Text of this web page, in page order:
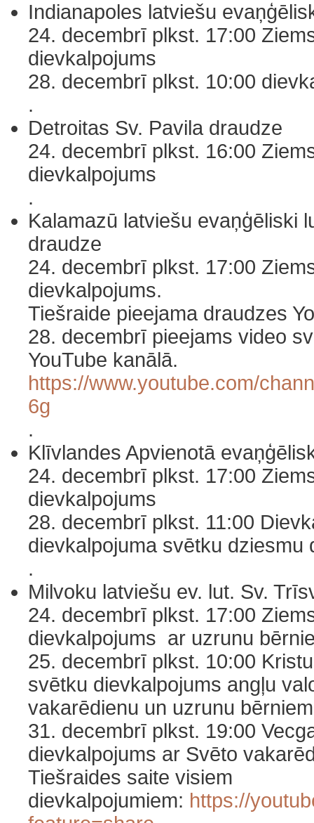
Indianapoles latviešu
24. decembrī plkst. 17:00
dievkalpojums
28. decembrī plkst. 10:00
.
Detroitas Sv. Pavila draudze
24. decembrī plkst. 16:00
dievkalpojums
.
Kalamazū latviešu evaņģēliski
draudze
24. decembrī plkst. 17:00
dievkalpojums.
Tiešraide pieejama draudzes
28. decembrī pieejams video
YouTube kanālā.
https://www.youtube.com/
6g
.
Klīvlandes Apvienotā
24. decembrī plkst. 17:00
dievkalpojums
28. decembrī plkst. 11:00
dievkalpojuma svētku dziesmu
.
Milvoku latviešu ev. lut. Sv.
24. decembrī plkst. 17:00
dievkalpojums ar uzrunu
25. decembrī plkst. 10:00
svētku dievkalpojums angļu
vakarēdienu un uzrunu
31. decembrī plkst. 19:00
dievkalpojums ar Svēto
Tiešraides saite visiem
dievkalpojumiem: https://